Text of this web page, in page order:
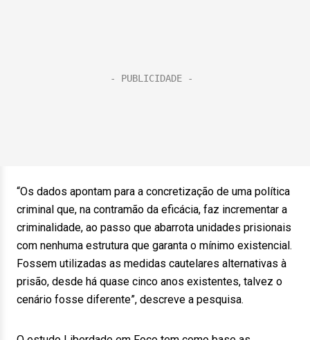
“Os dados apontam para a concretização de uma política
criminal que, na contramão da eficácia, faz incrementar a
criminalidade, ao passo que abarrota unidades prisionais
com nenhuma estrutura que garanta o mínimo existencial.
Fossem utilizadas as medidas cautelares alternativas à
prisão, desde há quase cinco anos existentes, talvez o
cenário fosse diferente”, descreve a pesquisa.